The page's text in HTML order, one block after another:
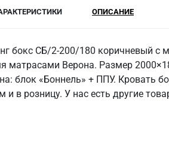
ОПИСАНИЕ
бокс СБ/2-200/180 коричневый с
матрасами Верона. Размер
блок «Боннель» + ППУ. Кровать
и в розницу. У нас есть другие